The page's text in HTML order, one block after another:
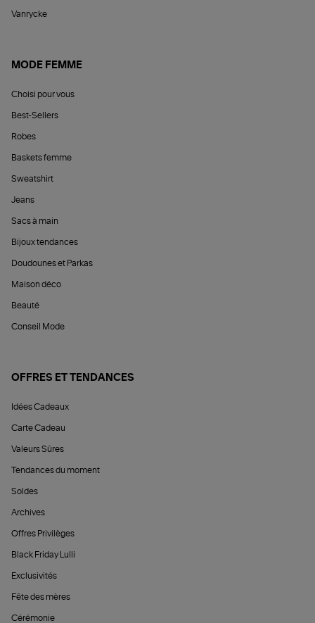
Vanrycke
MODE FEMME
Choisi pour vous
Best-Sellers
Robes
Baskets femme
Sweatshirt
Jeans
Sacs à main
Bijoux tendances
Doudounes et Parkas
Maison déco
Beauté
Conseil Mode
OFFRES ET TENDANCES
Idées Cadeaux
Carte Cadeau
Valeurs Sûres
Tendances du moment
Soldes
Archives
Offres Privilèges
Black Friday Lulli
Exclusivités
Fête des mères
Cérémonie